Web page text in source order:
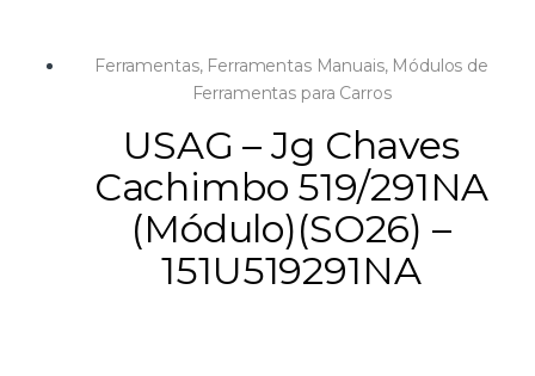
Ferramentas, Ferramentas Manuais, Módulos de
Ferramentas para Carros
USAG – Jg Chaves
Cachimbo 519/291NA
(Módulo)(SO26) –
151U519291NA